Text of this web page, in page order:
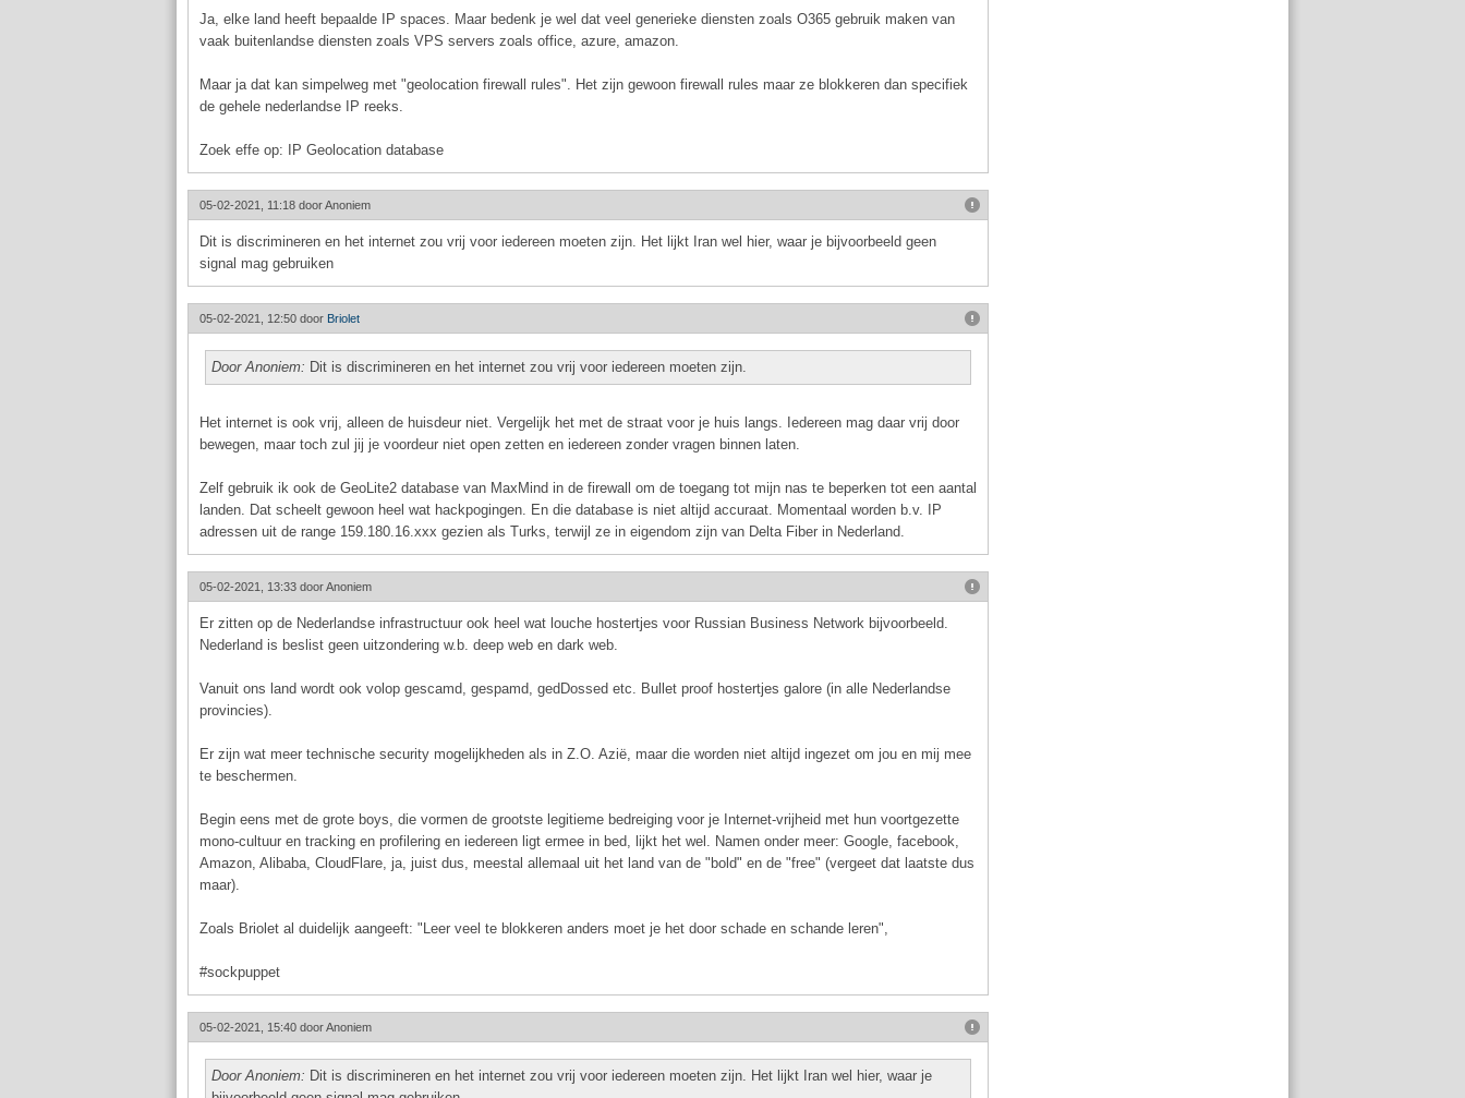
Ja, elke land heeft bepaalde IP spaces. Maar bedenk je wel dat veel generieke diensten zoals O365 gebruik maken van
vaak buitenlandse diensten zoals VPS servers zoals office, azure, amazon.
Maar ja dat kan simpelweg met "geolocation firewall rules". Het zijn gewoon firewall rules maar ze blokkeren dan specifiek
de gehele nederlandse IP reeks.
Zoek effe op: IP Geolocation database
05-02-2021, 11:18 doorAnoniem
Dit is discrimineren en het internet zou vrij voor iedereen moeten zijn. Het lijkt Iran wel hier, waar je bijvoorbeeld geen
signal mag gebruiken
05-02-2021, 12:50 door Briolet
Door Anoniem: Dit is discrimineren en het internet zou vrij voor iedereen moeten zijn.
Het internet is ook vrij, alleen de huisdeur niet. Vergelijk het met de straat voor je huis langs. Iedereen mag daar vrij door
bewegen, maar toch zul jij je voordeur niet open zetten en iedereen zonder vragen binnen laten.
Zelf gebruik ik ook de GeoLite2 database van MaxMind in de firewall om de toegang tot mijn nas te beperken tot een aantal
landen. Dat scheelt gewoon heel wat hackpogingen. En die database is niet altijd accuraat. Momentaal worden b.v. IP
adressen uit de range 159.180.16.xxx gezien als Turks, terwijl ze in eigendom zijn van Delta Fiber in Nederland.
05-02-2021, 13:33 doorAnoniem
Er zitten op de Nederlandse infrastructuur ook heel wat louche hostertjes voor Russian Business Network bijvoorbeeld.
Nederland is beslist geen uitzondering w.b. deep web en dark web.
Vanuit ons land wordt ook volop gescamd, gespamd, gedDossed etc. Bullet proof hostertjes galore (in alle Nederlandse
provincies).
Er zijn wat meer technische security mogelijkheden als in Z.O. Azië, maar die worden niet altijd ingezet om jou en mij mee
te beschermen.
Begin eens met de grote boys, die vormen de grootste legitieme bedreiging voor je Internet-vrijheid met hun voortgezette
mono-cultuur en tracking en profilering en iedereen ligt ermee in bed, lijkt het wel. Namen onder meer: Google, facebook,
Amazon, Alibaba, CloudFlare, ja, juist dus, meestal allemaal uit het land van de "bold" en de "free" (vergeet dat laatste dus
maar).
Zoals Briolet al duidelijk aangeeft: "Leer veel te blokkeren anders moet je het door schade en schande leren",
#sockpuppet
05-02-2021, 15:40 doorAnoniem
Door Anoniem: Dit is discrimineren en het internet zou vrij voor iedereen moeten zijn. Het lijkt Iran wel hier, waar je